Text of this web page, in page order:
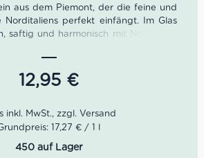
aus dem Piemont, der die feine und
Norditaliens perfekt einfängt. Im Glas
saftig und harmonisch mit Noten von
Blüten. Ein stilvoller Arneis für
und mediterrane
– typisch piemontesisch, modern
Goldgelb
frisch, fruchtig, elegant und lang
12,95 €
17,27 € / 1 l
450 auf Lager